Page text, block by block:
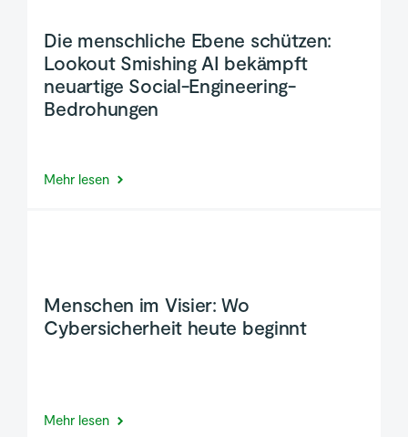
Die menschliche Ebene schützen:
Lookout Smishing AI bekämpft
neuartige Social-Engineering-
Bedrohungen
Mehr lesen
Menschen im Visier: Wo
Cybersicherheit heute beginnt
Mehr lesen